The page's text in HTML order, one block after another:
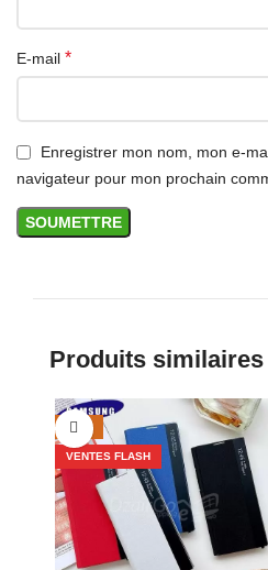
E-mail *
Enregistrer mon nom, mon e-
navigateur pour mon prochain
Produits similaires
-53%
VENTES FLASH